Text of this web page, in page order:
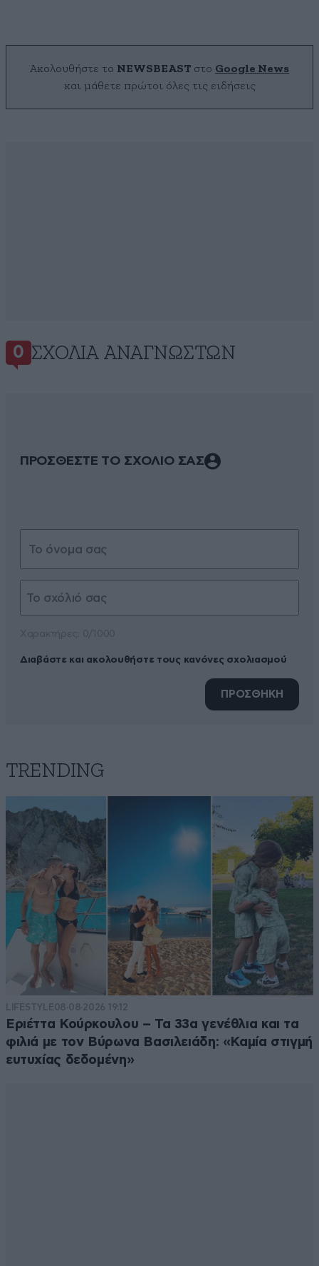
Ακολουθήστε το NEWSBEAST στο Google News
και μάθετε πρώτοι όλες τις ειδήσεις
0 ΣΧΌΛΙΑ ΑΝΑΓΝΩΣΤΏΝ
ΠΡΟΣΘΕΣΤΕ ΤΟ ΣΧΟΛΙΟ ΣΑΣ
Διαβάστε και ακολουθήστε τους κανόνες σχολιασμού
ΠΡΟΣΘΗΚΗ
TRENDING
LIFESTYLE08·08·2026 19:12
Εριέττα Κούρκουλου – Τα 33α γενέθλια και τα
φιλιά με τον Βύρωνα Βασιλειάδη: «Καμία στιγμή
ευτυχίας δεδομένη»